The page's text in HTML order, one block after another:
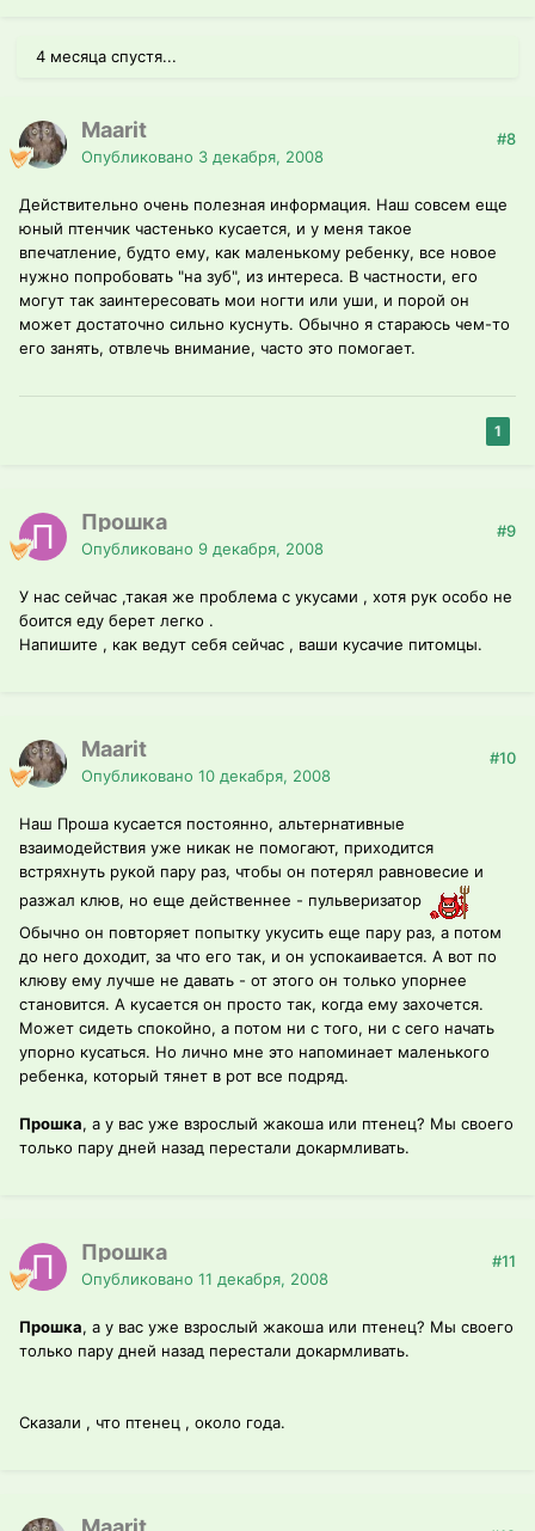
4 месяца спустя...
Maarit
Опубликовано 3 декабря, 2008
#8
Действительно очень полезная информация. Наш совсем еще
юный птенчик частенько кусается, и у меня такое
впечатление, будто ему, как маленькому ребенку, все новое
нужно попробовать "на зуб", из интереса. В частности, его
могут так заинтересовать мои ногти или уши, и порой он
может достаточно сильно куснуть. Обычно я стараюсь чем-то
его занять, отвлечь внимание, часто это помогает.
1
Прошка
Опубликовано 9 декабря, 2008
#9
У нас сейчас ,такая же проблема с укусами , хотя рук особо не
боится еду берет легко .
Напишите , как ведут себя сейчас , ваши кусачие питомцы.
Maarit
Опубликовано 10 декабря, 2008
#10
Наш Проша кусается постоянно, альтернативные
взаимодействия уже никак не помогают, приходится
встряхнуть рукой пару раз, чтобы он потерял равновесие и
разжал клюв, но еще действеннее - пульверизатор
Обычно он повторяет попытку укусить еще пару раз, а потом
до него доходит, за что его так, и он успокаивается. А вот по
клюву ему лучше не давать - от этого он только упорнее
становится. А кусается он просто так, когда ему захочется.
Может сидеть спокойно, а потом ни с того, ни с сего начать
упорно кусаться. Но лично мне это напоминает маленького
ребенка, который тянет в рот все подряд.
Прошка, а у вас уже взрослый жакоша или птенец? Мы своего
только пару дней назад перестали докармливать.
Прошка
Опубликовано 11 декабря, 2008
#11
Прошка, а у вас уже взрослый жакоша или птенец? Мы своего
только пару дней назад перестали докармливать.
Сказали , что птенец , около года.